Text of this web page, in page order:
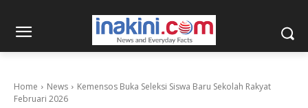
Home News
Kemensos Buka Seleksi Siswa Baru Sekolah Rakyat
Februari 2026